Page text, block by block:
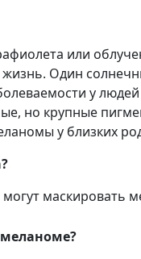
или
Один
у
но крупные
у близких
маскировать